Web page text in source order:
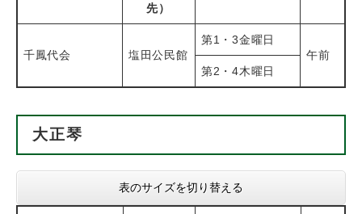
先）
千鳳代会 塩田公民館
第1・3金曜日
午前
第2・4木曜日
大正琴
表のサイズを切り替える